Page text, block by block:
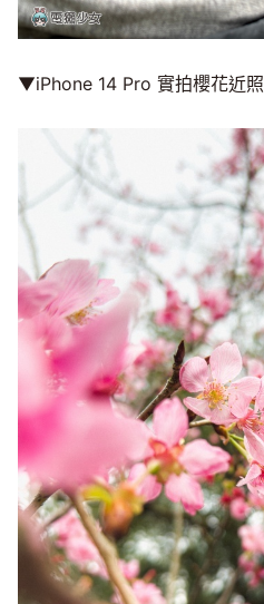
▼iPhone 14 Pro 實拍櫻花近照